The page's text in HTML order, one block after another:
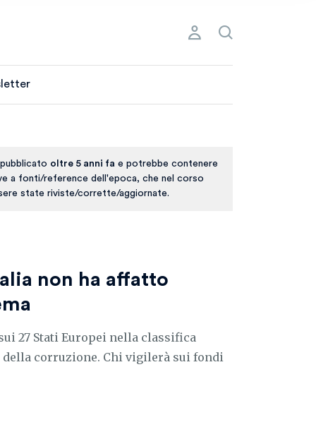
oltre 5 anni fa e potrebbe contenere
a fonti/reference dell'epoca, che nel corso
state riviste/corrette/aggiornate.
non ha affatto
27 Stati Europei nella classifica
corruzione. Chi vigilerà sui fondi